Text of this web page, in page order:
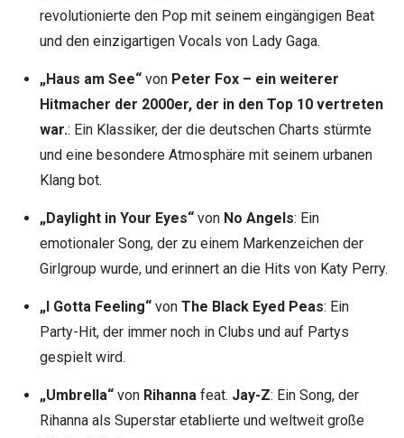
revolutionierte den Pop mit seinem eingängigen Beat
und den einzigartigen Vocals von Lady Gaga.
„Haus am See“von Peter Fox – ein weiterer
Hitmacher der 2000er, der in den Top 10 vertreten
war.: Ein Klassiker, der die deutschen Charts stürmte
und eine besondere Atmosphäre mit seinem urbanen
Klang bot.
„Daylight in Your Eyes“von No Angels: Ein
emotionaler Song, der zu einem Markenzeichen der
Girlgroup wurde, und erinnert an die Hits von Katy Perry.
„I Gotta Feeling“von The Black Eyed Peas: Ein
Party-Hit, der immer noch in Clubs und auf Partys
gespielt wird.
„Umbrella“von Rihannafeat. Jay-Z: Ein Song, der
Rihanna als Superstar etablierte und weltweit große